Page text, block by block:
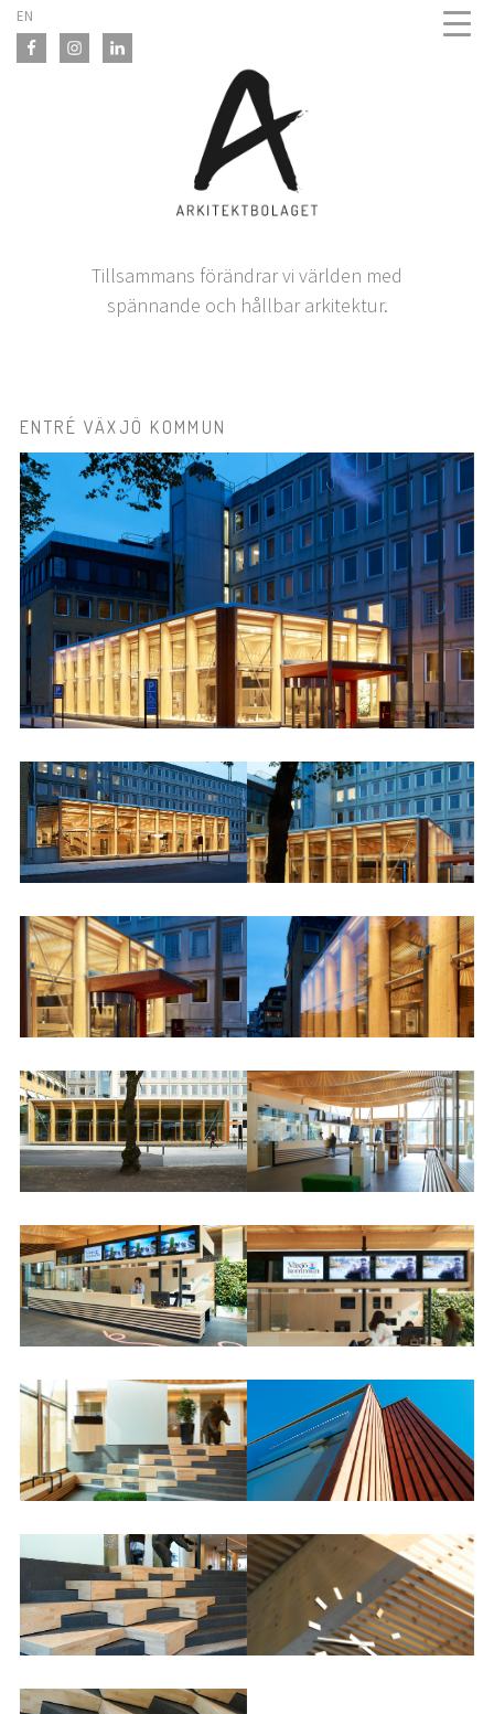
Skip
content
Tillsammans förändrar vi världen med
spännande och hållbar arkitektur.
EN
ENTRÉ VÄXJÖ KOMMUN